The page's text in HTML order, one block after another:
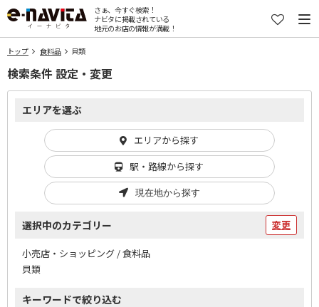
さぁ、今すぐ検索！
ナビタに掲載されている
地元のお店の情報が満載！
トップ 食料品 貝類
検索条件 設定・変更
エリアを選ぶ
エリアから探す
駅・路線から探す
現在地から探す
選択中のカテゴリー 変更
小売店・ショッピング / 食料品
貝類
キーワードで絞り込む